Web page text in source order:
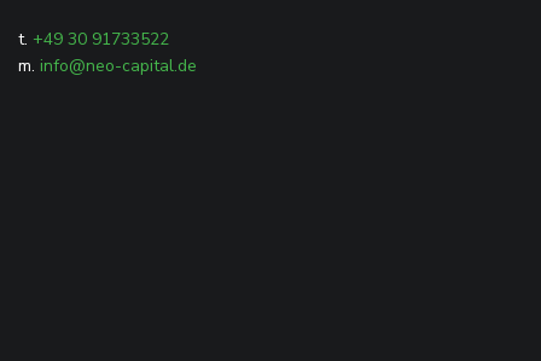
t. +49 30 91733522
m. info@neo-capital.de